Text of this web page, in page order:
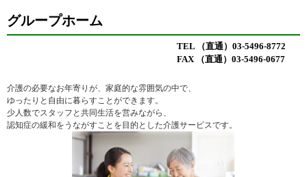
グループホーム
TEL （直通）03-5496-8772
FAX （直通）03-5496-0677
介護の必要なお年寄りが、家庭的な雰囲気の中で、
ゆったりと自由に暮らすことができます。
少人数でスタッフと共同生活を営みながら、
認知症の緩和をうながすことを目的とした介護サービスです。